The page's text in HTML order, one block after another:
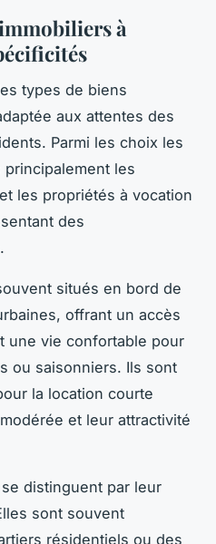
à
types de biens
aux attentes des
Parmi les choix les
les
les propriétés à vocation
des
situés en bord de
offrant un accès
une vie confortable pour
ou saisonniers. Ils sont
la location courte
et leur attractivité
distinguent par leur
sont souvent
résidentiels ou des